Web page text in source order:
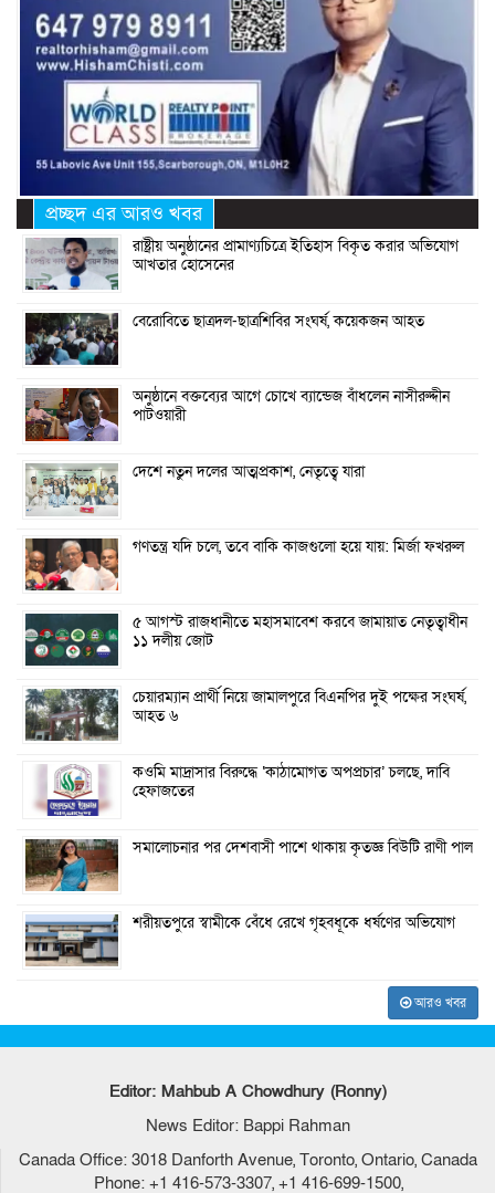
প্রচ্ছদ এর আরও খবর
রাষ্ট্রীয় অনুষ্ঠানের প্রামাণ্যচিত্রে ইতিহাস বিকৃত করার অভিযোগ
আখতার হোসেনের
বেরোবিতে ছাত্রদল-ছাত্রশিবির সংঘর্ষ, কয়েকজন আহত
অনুষ্ঠানে বক্তব্যের আগে চোখে ব্যান্ডেজ বাঁধলেন নাসীরুদ্দীন
পাটওয়ারী
দেশে নতুন দলের আত্মপ্রকাশ, নেতৃত্বে যারা
গণতন্ত্র যদি চলে, তবে বাকি কাজগুলো হয়ে যায়: মির্জা ফখরুল
৫ আগস্ট রাজধানীতে মহাসমাবেশ করবে জামায়াত নেতৃত্বাধীন
১১ দলীয় জোট
চেয়ারম্যান প্রার্থী নিয়ে জামালপুরে বিএনপির দুই পক্ষের সংঘর্ষ,
আহত ৬
কওমি মাদ্রাসার বিরুদ্ধে ‘কাঠামোগত অপপ্রচার’ চলছে, দাবি
হেফাজতের
সমালোচনার পর দেশবাসী পাশে থাকায় কৃতজ্ঞ বিউটি রাণী পাল
শরীয়তপুরে স্বামীকে বেঁধে রেখে গৃহবধূকে ধর্ষণের অভিযোগ
আরও খবর
Editor: Mahbub A Chowdhury (Ronny)
News Editor: Bappi Rahman
Canada Office: 3018 Danforth Avenue, Toronto, Ontario, Canada
Phone: +1 416-573-3307, +1 416-699-1500,